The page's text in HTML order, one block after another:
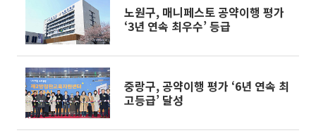
노원구, 매니페스토 공약이행 평가
‘3년 연속 최우수’ 등급
중랑구, 공약이행 평가 ‘6년 연속 최
고등급’ 달성